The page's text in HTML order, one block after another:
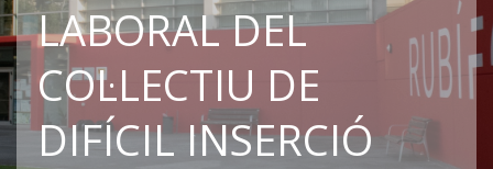
LABORAL DEL
COL·LECTIU DE
DIFÍCIL INSERCIÓ